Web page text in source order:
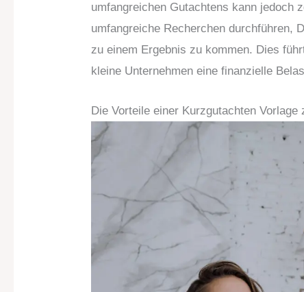
umfangreichen Gutachtens kann jedoch
umfangreiche Recherchen durchführen,
zu einem Ergebnis zu kommen. Dies
kleine Unternehmen eine finanzielle
Die Vorteile einer Kurzgutachten